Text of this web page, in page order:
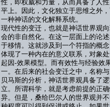
性，即权威和力量，从而具备了人
平上。因此，文化独立于思维之外
一种神话的文化解释系统。
现代性的变迁，也就是神话世界观
会的非自然化。在这一层面上的论
于移情。这就涉及到一个符指的概
体现了一种内在的意义联系，对象
起因-效果模型。而有效性与经验效
一。在后来的社会变迁之中，名称
贝马斯的分析，神话世界观具备了
立。所谓科学，就是考虑前提的正
异。但是，桑给巴尔人的世界观并